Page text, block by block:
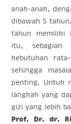
anak-anak,
dibawah 5
tahun memiliki
itu, sebagian
kebutuhan
sehingga
penting. Untuk
langkah yang
gizi yang lebih
Prof. Dr. dr.